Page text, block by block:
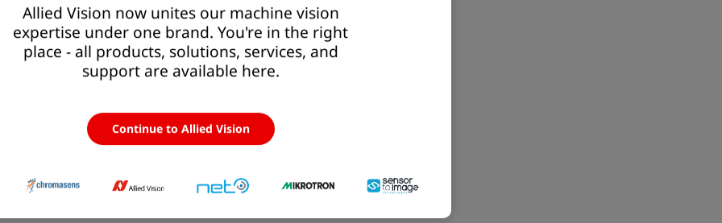
Allied Vision now unites our machine vision
expertise under one brand. You're in the right
place - all products, solutions, services, and
support are available here.
Continue to Allied Vision